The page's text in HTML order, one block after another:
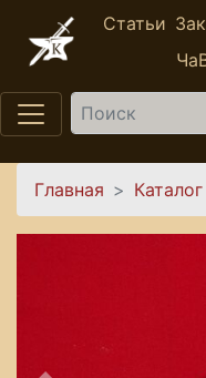
Перейти к основному
Статьи
Найти
Вы здесь
Главная Каталог